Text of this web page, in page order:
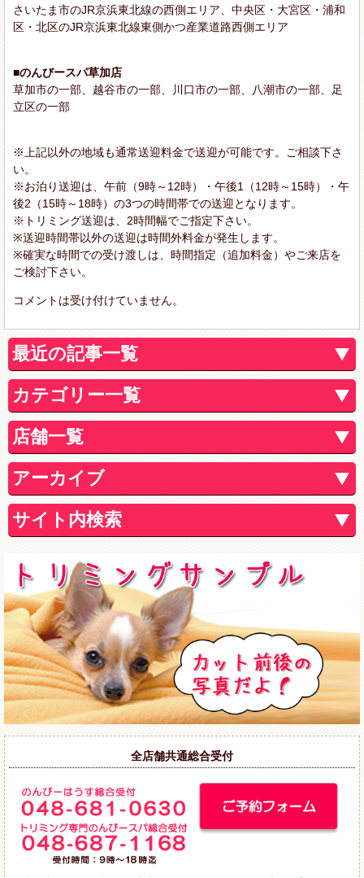
さいたま市のJR京浜東北線の西側エリア、中央区・大宮区・浦和
区・北区のJR京浜東北線東側かつ産業道路西側エリア
■のんびースパ草加店
草加市の一部、越谷市の一部、川口市の一部、八潮市の一部、足
立区の一部
※上記以外の地域も通常送迎料金で送迎が可能です。ご相談下さ
い。
※お泊り送迎は、午前（9時～12時）・午後1（12時～15時）・午
後2（15時～18時）の3つの時間帯での送迎となります。
※トリミング送迎は、2時間幅でご指定下さい。
※送迎時間帯以外の送迎は時間外料金が発生します。
※確実な時間での受け渡しは、時間指定（追加料金）やご来店を
ご検討下さい。
コメントは受け付けていません。
最近の記事一覧
カテゴリー一覧
店舗一覧
アーカイブ
サイト内検索
全店舗共通総合受付